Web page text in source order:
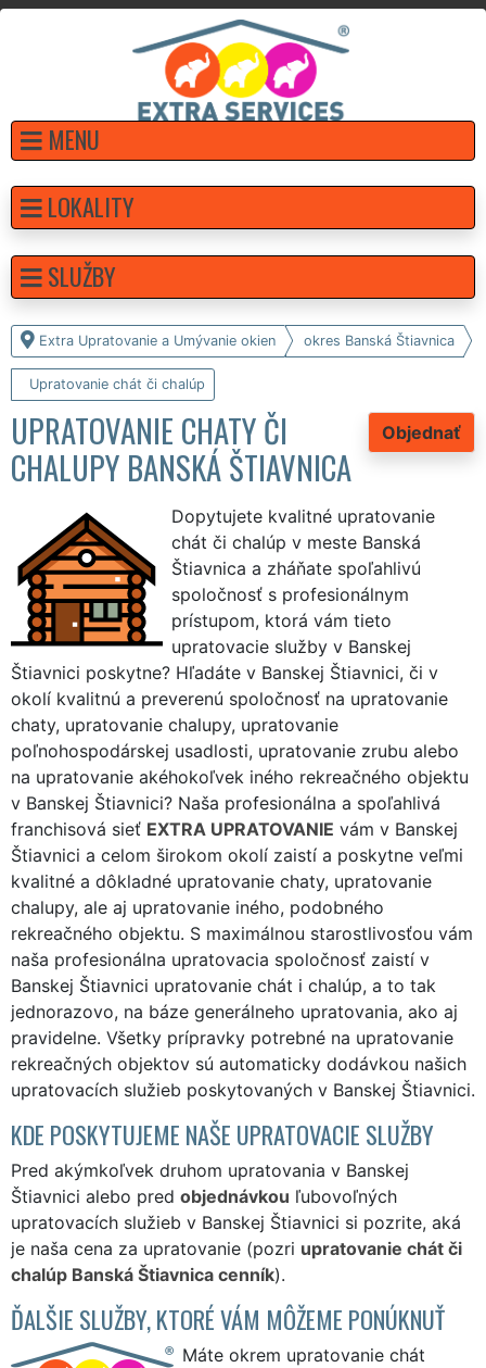
MENU
Extra Upratovanie a Umývanie okien okres Banská Štiavnica
Upratovanie chát či chalúp
Objednať
UPRATOVANIE CHATY ČI
CHALUPY BANSKÁ ŠTIAVNICA
Dopytujete kvalitné upratovanie
chát či chalúp v meste Banská
Štiavnica a zháňate spoľahlivú
spoločnosť s profesionálnym
prístupom, ktorá vám tieto
upratovacie služby v Banskej
Štiavnici poskytne? Hľadáte v Banskej Štiavnici, či v
okolí kvalitnú a preverenú spoločnosť na upratovanie
chaty, upratovanie chalupy, upratovanie
poľnohospodárskej usadlosti, upratovanie zrubu alebo
na upratovanie akéhokoľvek iného rekreačného objektu
v Banskej Štiavnici? Naša profesionálna a spoľahlivá
franchisová sieť EXTRA UPRATOVANIE vám v Banskej
Štiavnici a celom širokom okolí zaistí a poskytne veľmi
kvalitné a dôkladné upratovanie chaty, upratovanie
chalupy, ale aj upratovanie iného, podobného
rekreačného objektu. S maximálnou starostlivosťou vám
naša profesionálna upratovacia spoločnosť zaistí v
Banskej Štiavnici upratovanie chát i chalúp, a to tak
jednorazovo, na báze generálneho upratovania, ako aj
pravidelne. Všetky prípravky potrebné na upratovanie
rekreačných objektov sú automaticky dodávkou našich
upratovacích služieb poskytovaných v Banskej Štiavnici.
KDE POSKYTUJEME NAŠE UPRATOVACIE SLUŽBY
Pred akýmkoľvek druhom upratovania v Banskej
Štiavnici alebo pred objednávkou ľubovoľných
upratovacích služieb v Banskej Štiavnici si pozrite, aká
je naša cena za upratovanie (pozri upratovanie chát či
chalúp Banská Štiavnica cenník).
ĎALŠIE SLUŽBY, KTORÉ VÁM MÔŽEME PONÚKNUŤ
Máte okrem upratovanie chát
LOKALITY
SLUŽBY